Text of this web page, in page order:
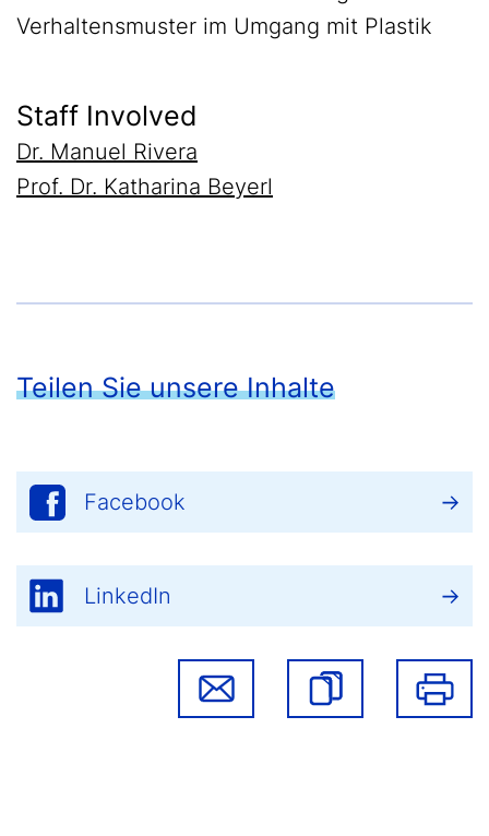
Verhaltensmuster im Umgang mit Plastik
Staff Involved
Dr. Manuel Rivera
Prof. Dr. Katharina Beyerl
Teilen Sie unsere Inhalte
Facebook
LinkedIn